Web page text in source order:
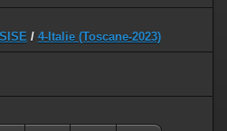
/ 4-Italie (Toscane-2023)